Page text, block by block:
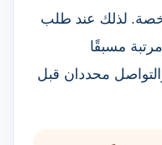
لذلك عند طلب
مسبقًا
محددان قبل